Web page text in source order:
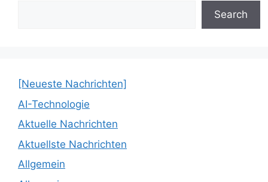
Search
[Neueste Nachrichten]
AI-Technologie
Aktuelle Nachrichten
Aktuellste Nachrichten
Allgemein